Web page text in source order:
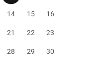
14 15 16
21 22 23
28 29 30